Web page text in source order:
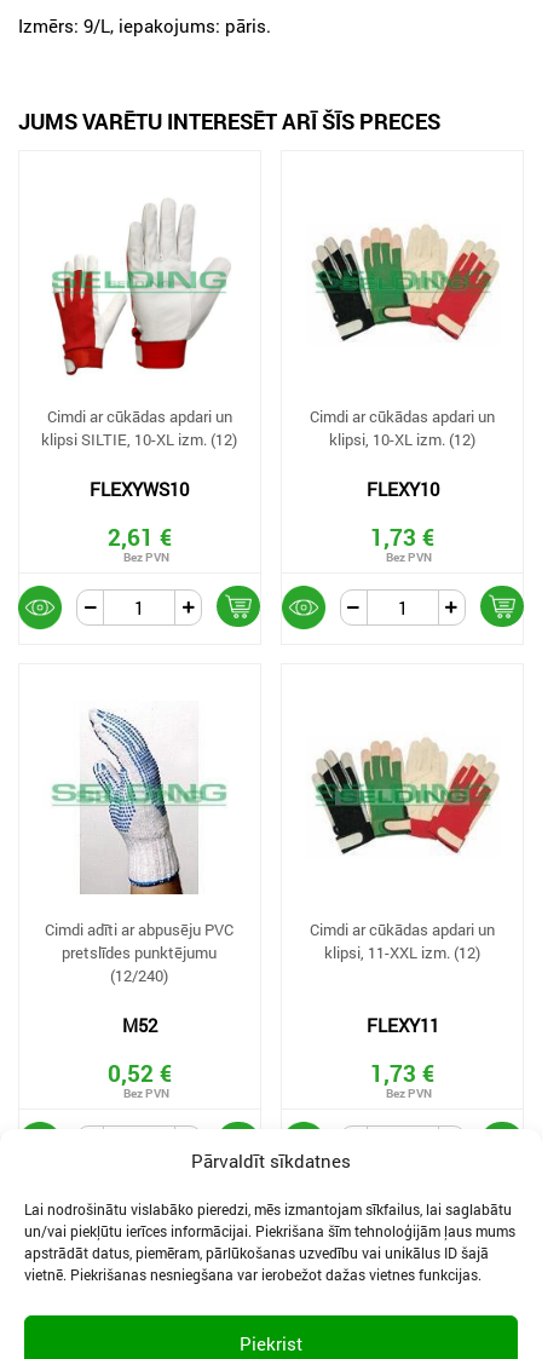
Pārvaldīt sīkdatnes
Lai nodrošinātu vislabāko pieredzi, mēs izmantojam sīkfailus, lai saglabātu
un/vai piekļūtu ierīces informācijai. Piekrišana šīm tehnoloģijām ļaus mums
apstrādāt datus, piemēram, pārlūkošanas uzvedību vai unikālus ID šajā
vietnē. Piekrišanas nesniegšana var ierobežot dažas vietnes funkcijas.
Piekrist
Izmērs: 9/L, iepakojums: pāris.
JUMS VARĒTU INTERESĒT ARĪ ŠĪS PRECES
Cimdi ar cūkādas apdari un
klipsi SILTIE, 10-XL izm. (12)
FLEXYWS10
2,61 €
Cimdi ar cūkādas apdari un
klipsi, 10-XL izm. (12)
FLEXY10
1,73 €
Cimdi adīti ar abpusēju PVC
pretslīdes punktējumu
(12/240)
M52
0,52 €
Cimdi ar cūkādas apdari un
klipsi, 11-XXL izm. (12)
FLEXY11
1,73 €
LIETOŠANAS NOTEIKUMI